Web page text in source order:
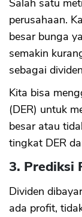
Salah satu
perusahaan.
besar bunga
semakin
sebagai
Kita bisa
(DER) untuk
besar atau
tingkat DER
3. Prediksi
Dividen
ada profit,